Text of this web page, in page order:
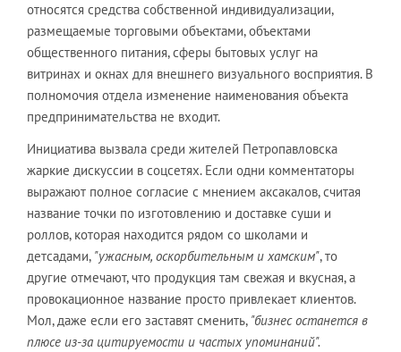
относятся средства собственной индивидуализации,
размещаемые торговыми объектами, объектами
общественного питания, сферы бытовых услуг на
витринах и окнах для внешнего визуального восприятия. В
полномочия отдела изменение наименования объекта
предпринимательства не входит.
Инициатива вызвала среди жителей Петропавловска
жаркие дискуссии в соцсетях. Если одни комментаторы
выражают полное согласие с мнением аксакалов, считая
название точки по изготовлению и доставке суши и
роллов, которая находится рядом со школами и
детсадами, "ужасным, оскорбительным и хамским", то
другие отмечают, что продукция там свежая и вкусная, а
провокационное название просто привлекает клиентов.
Мол, даже если его заставят сменить, "бизнес останется в
плюсе из-за цитируемости и частых упоминаний".